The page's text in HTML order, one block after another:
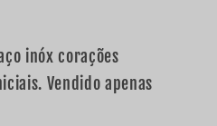
inóx corações
Vendido apenas